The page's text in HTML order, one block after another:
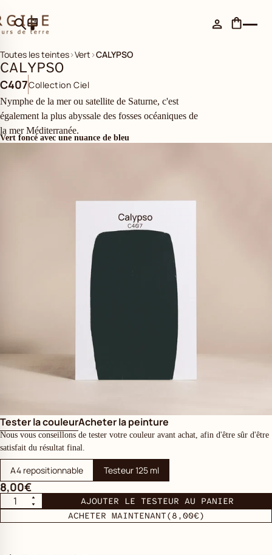
Toutes les teintes›Vert ›CALYPSO
CALYPSO
C407Collection Ciel
Nymphe de la mer ou satellite de Saturne, c'est
également la plus abyssale des fosses océaniques de
la mer Méditerranée.
Vert foncé avec une nuance de bleu
Tester la couleurAcheter la peinture
Nous vous conseillons de tester votre couleur avant achat, afin d'être sûr d'être
satisfait du résultat final.
A4 repositionnable Testeur 125 ml
8,00€
AJOUTER LE TESTEUR AU PANIER
ACHETER MAINTENANT(8,00€)